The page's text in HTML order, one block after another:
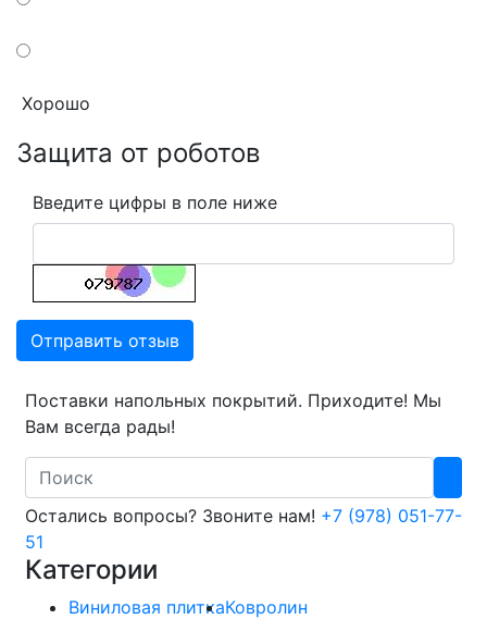
Хорошо
Защита от роботов
Введите цифры в поле ниже
Отправить отзыв
Поставки напольных покрытий. Приходите! Мы
Вам всегда рады!
Search
Остались вопросы? Звоните нам! +7 (978) 051-77-
51
Категории
Виниловая плиткаКовролин